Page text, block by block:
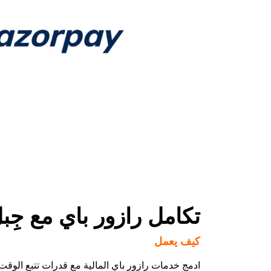
تكامل رازور باي مع
كيف يعمل
ادمج خدمات رازور باي المالية مع قدرات تتبع